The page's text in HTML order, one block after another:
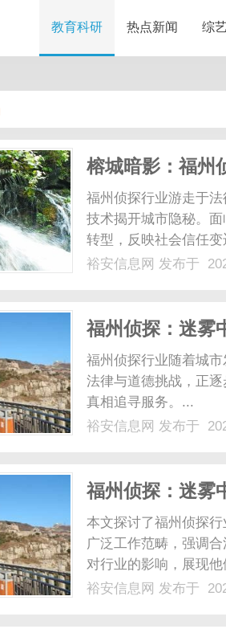
教育科研 热点新闻 综
榕城暗影：福州
福州侦探行业游走于
技术揭开城市隐秘。
转型，反映社会信任
裕安信息网 发布于
福州侦探：迷雾
福州侦探行业随着城
法律与道德挑战，正
真相追寻服务。...
裕安信息网 发布于
福州侦探：迷雾
本文探讨了福州侦探
广泛工作范畴，强调
对行业的影响，展现
裕安信息网 发布于